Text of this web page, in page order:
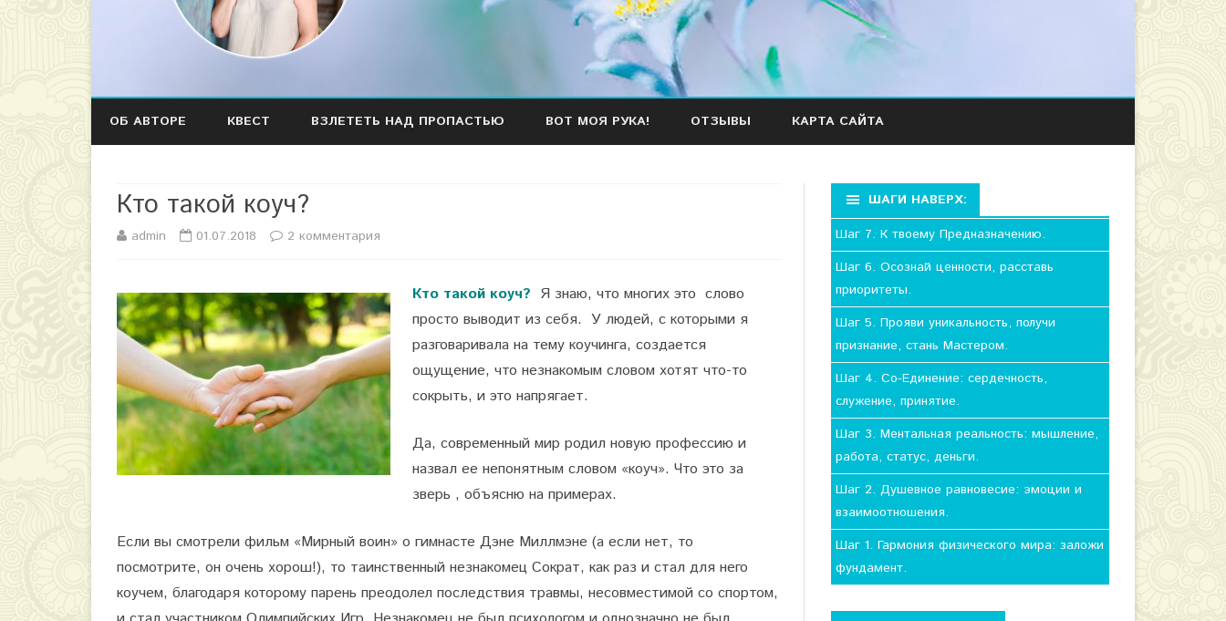
Наверх
ОБ АВТОРЕ КВЕСТ ВЗЛЕТЕТЬ НАД ПРОПАСТЬЮ ВОТ МОЯ РУКА! ОТЗЫВЫ КАРТА САЙТА
Кто такой коуч?
admin 01.07.2018 2 комментария
а
п
и
с
и
К
а
Кто такой коуч? Я знаю, что многих это слово
просто выводит из себя. У людей, с которыми я
разговаривала на тему коучинга, создается
ощущение, что незнакомым словом хотят что-то
сокрыть, и это напрягает.
Да, современный мир родил новую профессию и
назвал ее непонятным словом «коуч». Что это за
зверь , объясню на примерах.
Если вы смотрели фильм «Мирный воин» о гимнасте Дэне Миллмэне (а если нет, то
посмотрите, он очень хорош!), то таинственный незнакомец Сократ, как раз и стал для него
коучем, благодаря которому парень преодолел последствия травмы, несовместимой со спортом,
ШАГИ НАВЕРХ:
Шаг 7. К твоему Предназначению.
Шаг 6. Осознай ценности, расставь
приоритеты.
Шаг 5. Прояви уникальность, получи
признание, стань Мастером.
Шаг 4. Со-Единение: сердечность,
служение, принятие.
Шаг 3. Ментальная реальность: мышление,
работа, статус, деньги.
Шаг 2. Душевное равновесие: эмоции и
взаимоотношения.
Шаг 1. Гармония физического мира: заложи
фундамент.